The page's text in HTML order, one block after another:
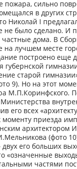
пожара, сильно
в других
Николай I
не было сделано. И
дома. В
лучшем месте
построено еще
губернской
старой
9). Но на этот
М.П.Коринфского.
его всех
моменту приезда
архитектором
(фото
его больших
частями